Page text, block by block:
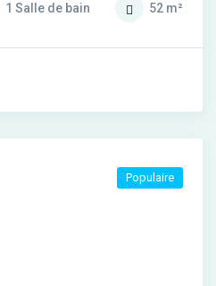
1 Salle de bain 52 m²
Populaire